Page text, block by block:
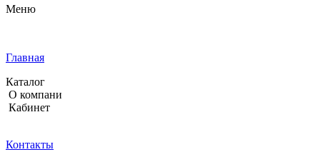
Меню
Главная
Каталог
О компани
Кабинет
Контакты